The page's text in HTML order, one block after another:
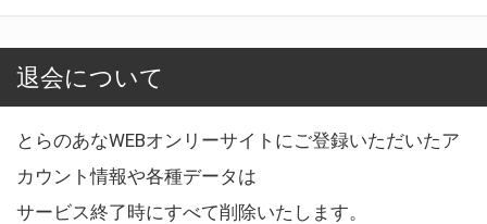
退会について
とらのあなWEBオンリーサイトにご登録いただいたア
カウント情報や各種データは
サービス終了時にすべて削除いたします。